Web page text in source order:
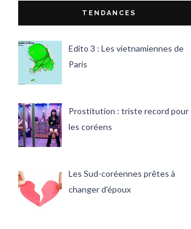
TENDANCES
Edito 3 : Les vietnamiennes de
Paris
Prostitution : triste record pour
les coréens
Les Sud-coréennes prêtes à
changer d'époux